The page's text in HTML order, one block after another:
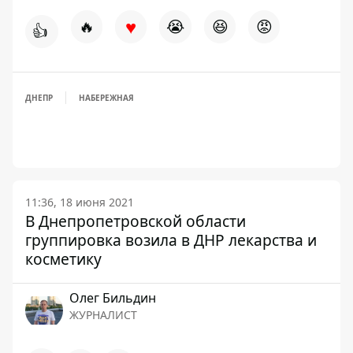
👍 🔥 ♥ 😭 😆 😡
ДНЕПР НАБЕРЕЖНАЯ
11:36, 18 июня 2021
В Днепропетровской области
группировка возила в ДНР лекарства и
косметику
Олег Бильдин
ЖУРНАЛИСТ